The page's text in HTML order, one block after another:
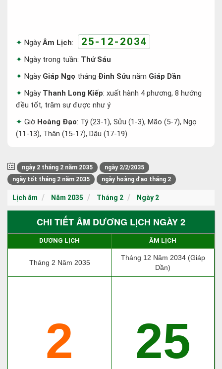
NgàyÂm Lịch: 25-12-2034
Ngày trong tuần: Thứ Sáu
Ngày Giáp Ngọ tháng Đinh Sửu năm Giáp Dần
Ngày Thanh Long Kiếp: xuất hành 4 phương, 8 hướng
đều tốt, trăm sự được như ý
Giờ Hoàng Đạo: Tý (23-1), Sửu (1-3), Mão (5-7), Ngọ
(11-13), Thân (15-17), Dậu (17-19)
ngày 2 tháng 2 năm 2035
ngày 2/2/2035
ngày tốt tháng 2 năm 2035
ngày hoàng đạo tháng 2
Lịch âm Năm 2035 Tháng 2 Ngày 2
CHI TIẾT ÂM DƯƠNG LỊCH NGÀY 2
DƯƠNG LỊCH ÂM LỊCH
Tháng 2 Năm 2035
Tháng 12 Năm 2034 (Giáp
Dần)
2 25